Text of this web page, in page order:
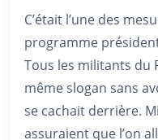
C’était l’une des
programme
Tous les militants du
même slogan sans
se cachait derrière.
assuraient que l’on